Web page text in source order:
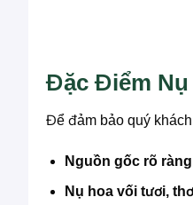
Đặc Điểm Nụ
Để đảm bảo quý
Nguồn gốc rõ
Nụ hoa vối tươi,